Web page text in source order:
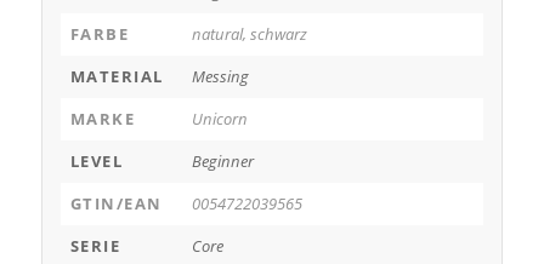
FARBE
natural, schwarz
MATERIAL
Messing
MARKE
Unicorn
LEVEL
Beginner
GTIN/EAN
0054722039565
SERIE
Core